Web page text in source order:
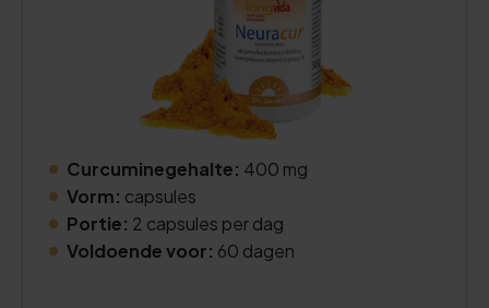
Curcuminegehalte: 400 mg
Vorm: capsules
Portie: 2 capsules per dag
Voldoende voor: 60 dagen